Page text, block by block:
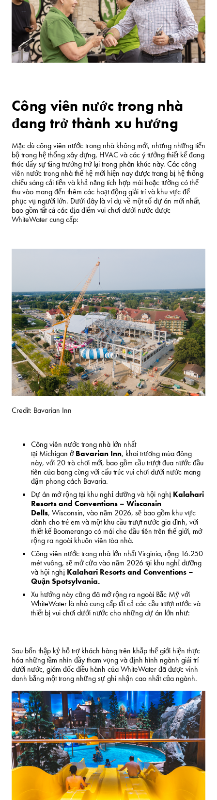
Công viên nước trong nhà
đang trở thành xu hướng
Mặc dù công viên nước trong nhà không mới, nhưng những tiến
bộ trong hệ thống xây dựng, HVAC và các ý tưởng thiết kế đang
thúc đẩy sự tăng trưởng trở lại trong phân khúc này. Các công
viên nước trong nhà thế hệ mới hiện nay được trang bị hệ thống
chiếu sáng cải tiến và khả năng tích hợp mái hoặc tường có thể
thu vào mang đến thêm các hoạt động giải trí và khu vực để
phục vụ người lớn. Dưới đây là ví dụ về một số dự án mới nhất,
bao gồm tất cả các địa điểm vui chơi dưới nước được
WhiteWater cung cấp:
Credit: Bavarian Inn
Công viên nước trong nhà lớn nhất
tại Michigan ởBavarian Inn, khai trương mùa đông
này, với 20 trò chơi mới, bao gồm cầu trượt đua nước đầu
tiên của bang cùng với cấu trúc vui chơi dưới nước mang
đậm phong cách Bavaria.
Dự án mở rộng tại khu nghỉ dưỡng và hội nghị Kalahari
Resorts and Conventions – Wisconsin
Dells, Wisconsin, vào năm 2026, sẽ bao gồm khu vực
dành cho trẻ em và một khu cầu trượt nước gia đình, với
thiết kế Boomerango có mái che đầu tiên trên thế giới, mở
rộng ra ngoài khuôn viên tòa nhà.
Công viên nước trong nhà lớn nhấtVirginia, rộng 16.250
mét vuông, sẽ mở cửa vào năm 2026 tại khu nghỉ dưỡng
và hội nghị Kalahari Resorts and Conventions –
QuậnSpotsylvania.
Xu hướng này cũng đã mở rộng ra ngoài Bắc Mỹ với
WhiteWater là nhà cung cấp tất cả các cầu trượt nước và
thiết bị vui chơi dưới nước cho những dự án lớn như:
Sau bốn thập kỷ hỗ trợ khách hàng trên khắp thế giới hiện thực
hóa những tầm nhìn đầy tham vọng và định hình ngành giải trí
dưới nước, giám đốc điều hành của WhiteWater đã được vinh
danh bằng một trong những sự ghi nhận cao nhất của ngành.